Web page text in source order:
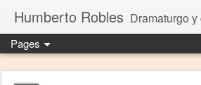
Humberto Robles Dramaturgo y
Pages